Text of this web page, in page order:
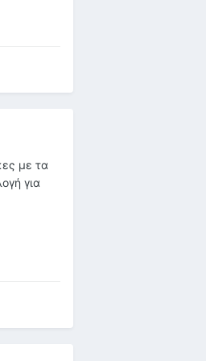
με τα
για